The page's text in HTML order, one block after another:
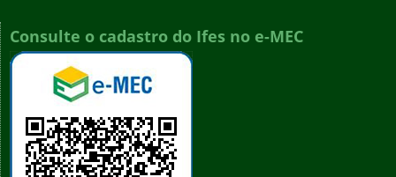
Consulte o cadastro do Ifes no e-MEC